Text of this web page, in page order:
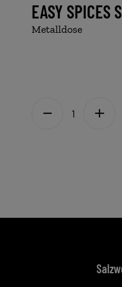
EASY
Metalldose